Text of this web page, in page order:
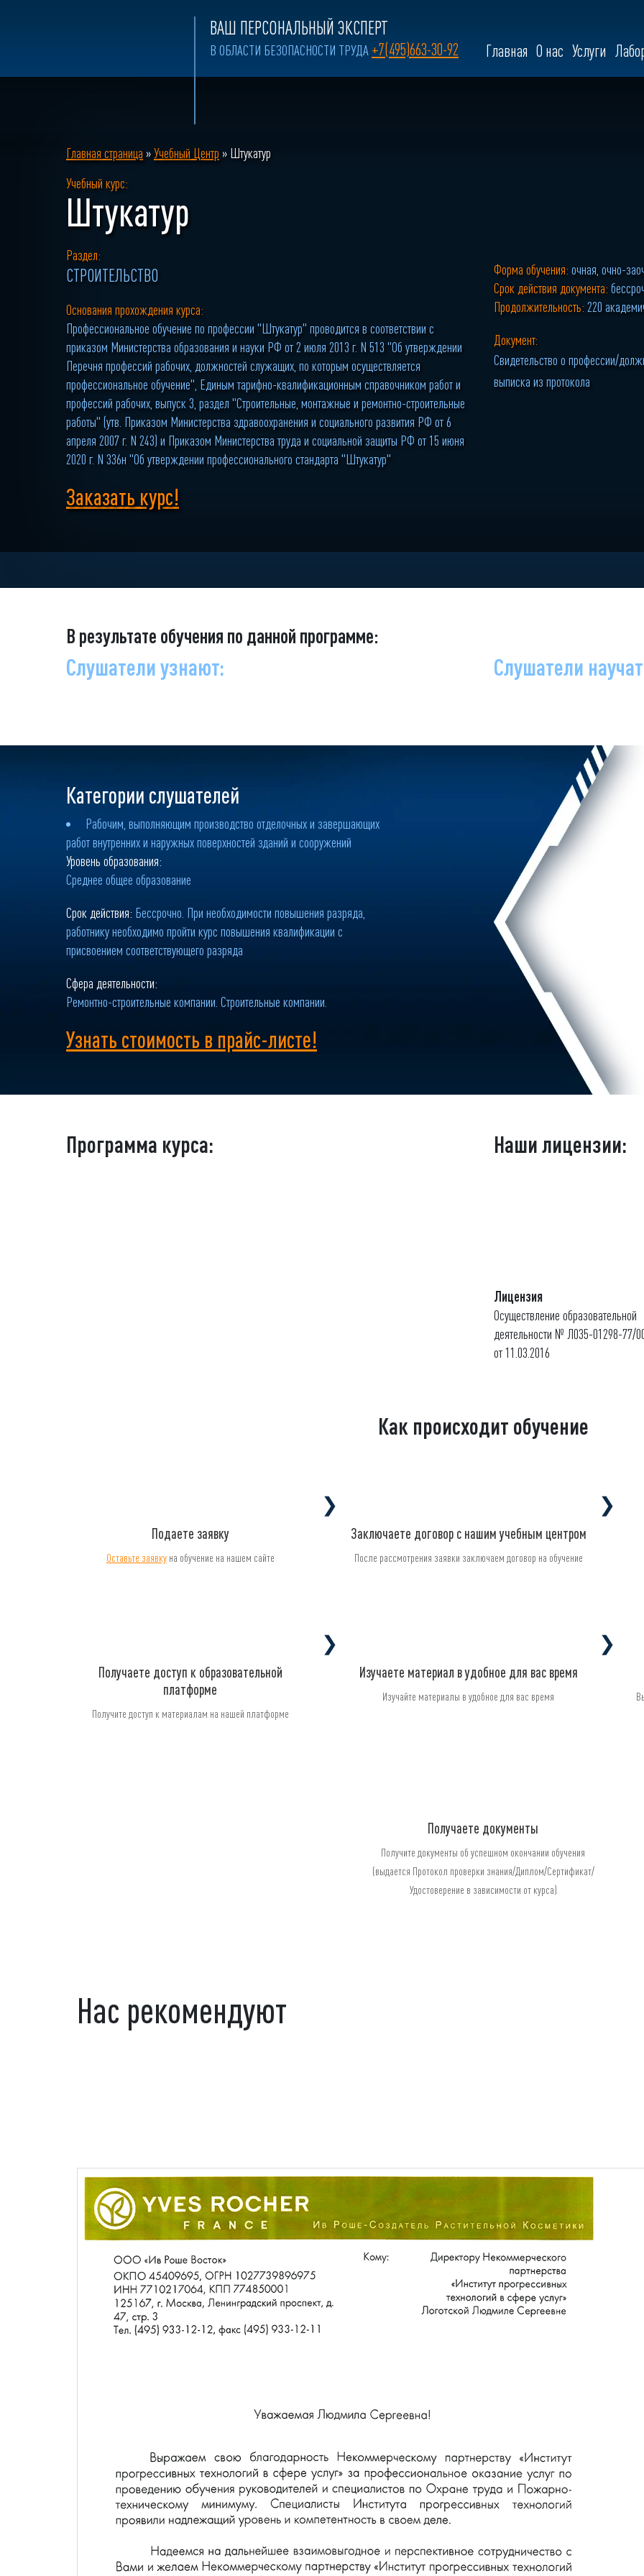
ВАШ ПЕРСОНАЛЬНЫЙ ЭКСПЕРТ
В ОБЛАСТИ БЕЗОПАСНОСТИ ТРУДА +7(495)663-30-92 Главная О нас Услуги
Главная страница »Учебный Центр » Штукатур
Учебный курс:
Штукатур
Раздел:
СТРОИТЕЛЬСТВО
Основания прохождения курса:
Профессиональное обучение по профессии "Штукатур" проводится в соответствии с
приказом Министерства образования и науки РФ от 2 июля 2013 г. N 513 "Об утверждении
Перечня профессий рабочих, должностей служащих, по которым осуществляется
профессиональное обучение", Единым тарифно-квалификационным справочником работ и
профессий рабочих, выпуск 3, раздел "Строительные, монтажные и ремонтно-строительные
работы" (утв. Приказом Министерства здравоохранения и социального развития РФ от 6
апреля 2007 г. N 243) и Приказом Министерства труда и социальной защиты РФ от 15 июня
2020 г. N 336н "Об утверждении профессионального стандарта "Штукатур"
Форма обучения: очная, очно-
Срок действия документа:
Продолжительность: 220
Документ:
Свидетельство о профессии/
выписка из протокола
Заказать курс!
В результате обучения по данной программе:
Слушатели узнают: Слушатели
Категории слушателей
Рабочим, выполняющим производство отделочных и завершающих
работ внутренних и наружных поверхностей зданий и сооружений
Уровень образования:
Среднее общее образование
Срок действия: Бессрочно. При необходимости повышения разряда,
работнику необходимо пройти курс повышения квалификации с
присвоением соответствующего разряда
Сфера деятельности:
Ремонтно-строительные компании. Строительные компании.
Узнать стоимость в прайс-листе!
Программа курса: Наши лицензии:
Лицензия
Осуществление образовательной
деятельности № Л035-01298-77/
от 11.03.2016
Как происходит обучение
Подаете заявку
Оставьте заявкуна обучение на нашем сайте
❯
Заключаете договор с нашим учебным центром
После рассмотрения заявки заключаем договор на обучение
❯
Получаете доступ к образовательной
платформе
Получите доступ к материалам на нашей платформе
❯
Изучаете материал в удобное для вас время
Изучайте материалы в удобное для вас время
❯
Получаете документы
Получите документы об успешном окончании обучения
(выдается Протокол проверки знания/Диплом/Сертификат/
Удостоверение в зависимости от курса)
Нас рекомендуют